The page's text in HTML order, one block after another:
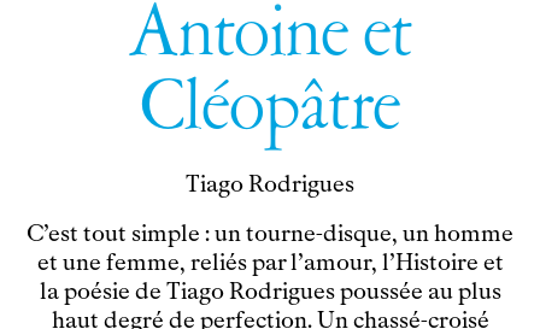
Antoine et
Cléopâtre
Tiago Rodrigues
C’est tout simple : un tourne-disque, un homme
et une femme, reliés par l’amour, l’Histoire et
la poésie de Tiago Rodrigues poussée au plus
haut degré de perfection. Un chassé-croisé
Billetterie
Programmation
Archives
Maison de productions
Créations deFanny de Chaillé
Productions déléguées